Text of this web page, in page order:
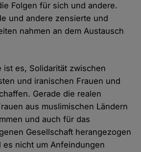
Folgen für sich und andere.
und andere zensierte und
nahmen an dem Austausch
ist es, Solidarität zwischen
und iranischen Frauen und
Gerade die realen
aus muslimischen Ländern
und auch für das
Gesellschaft herangezogen
es nicht um Anfeindungen